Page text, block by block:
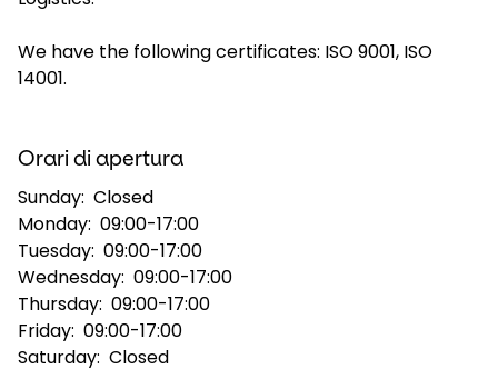
We have the following certificates: ISO 9001, ISO
14001.
Orari di apertura
Sunday: Closed
Monday: 09:00-17:00
Tuesday: 09:00-17:00
Wednesday: 09:00-17:00
Thursday: 09:00-17:00
Friday: 09:00-17:00
Saturday: Closed